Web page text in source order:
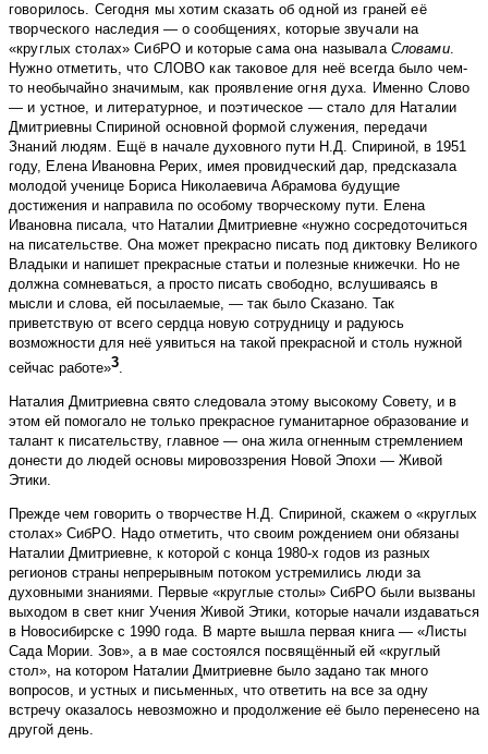
говорилось. Сегодня мы хотим сказать об одной из граней её
творческого наследия — о сообщениях, которые звучали на
«круглых столах» СибРО и которые сама она называла Словами.
Нужно отметить, что СЛОВО как таковое для неё всегда было чем-
то необычайно значимым, как проявление огня духа. Именно Слово
— и устное, и литературное, и поэтическое — стало для Наталии
Дмитриевны Спириной основной формой служения, передачи
Знаний людям. Ещё в начале духовного пути Н.Д. Спириной, в 1951
году, Елена Ивановна Рерих, имея провидческий дар, предсказала
молодой ученице Бориса Николаевича Абрамова будущие
достижения и направила по особому творческому пути. Елена
Ивановна писала, что Наталии Дмитриевне «нужно сосредоточиться
на писательстве. Она может прекрасно писать под диктовку Великого
Владыки и напишет прекрасные статьи и полезные книжечки. Но не
должна сомневаться, а просто писать свободно, вслушиваясь в
мысли и слова, ей посылаемые, — так было Сказано. Так
приветствую от всего сердца новую сотрудницу и радуюсь
возможности для неё уявиться на такой прекрасной и столь нужной
сейчас работе»3.
Наталия Дмитриевна свято следовала этому высокому Совету, и в
этом ей помогало не только прекрасное гуманитарное образование и
талант к писательству, главное — она жила огненным стремлением
донести до людей основы мировоззрения Новой Эпохи — Живой
Этики.
Прежде чем говорить о творчестве Н.Д. Спириной, скажем о «круглых
столах» СибРО. Надо отметить, что своим рождением они обязаны
Наталии Дмитриевне, к которой с конца 1980-х годов из разных
регионов страны непрерывным потоком устремились люди за
духовными знаниями. Первые «круглые столы» СибРО были вызваны
выходом в свет книг Учения Живой Этики, которые начали издаваться
в Новосибирске с 1990 года. В марте вышла первая книга — «Листы
Сада Мории. Зов», а в мае состоялся посвящённый ей «круглый
стол», на котором Наталии Дмитриевне было задано так много
вопросов, и устных и письменных, что ответить на все за одну
встречу оказалось невозможно и продолжение её было перенесено на
другой день.